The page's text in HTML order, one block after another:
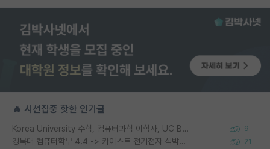
🔥 시선집중 핫한 인기글
Korea University 수학, 컴퓨터과학 이학사, UC Berkeley 산업공학 대학원 공학박사가 되는 것은 쉽지 않겠죠? 9
경북대 컴퓨터학부 4.4 -> 카이스트 전기전자 석박사통합과정 합격 21